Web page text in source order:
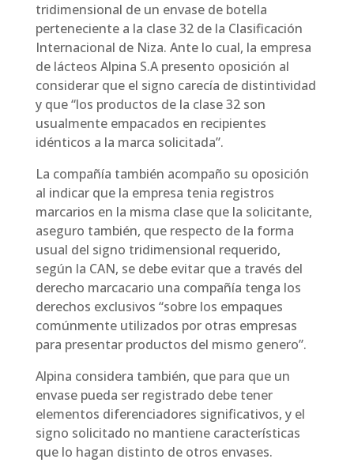
tridimensional de un envase de botella
perteneciente a la clase 32 de la Clasificación
Internacional de Niza. Ante lo cual, la empresa
de lácteos Alpina S.A presento oposición al
considerar que el signo carecía de distintividad
y que “los productos de la clase 32 son
usualmente empacados en recipientes
idénticos a la marca solicitada”.
La compañía también acompaño su oposición
al indicar que la empresa tenia registros
marcarios en la misma clase que la solicitante,
aseguro también, que respecto de la forma
usual del signo tridimensional requerido,
según la CAN, se debe evitar que a través del
derecho marcacario una compañía tenga los
derechos exclusivos “sobre los empaques
comúnmente utilizados por otras empresas
para presentar productos del mismo genero”.
Alpina considera también, que para que un
envase pueda ser registrado debe tener
elementos diferenciadores significativos, y el
signo solicitado no mantiene características
que lo hagan distinto de otros envases.